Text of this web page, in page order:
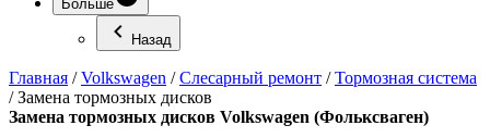
Больше
Назад
Главная /Volkswagen /Слесарный ремонт /Тормозная система
/Замена тормозных дисков
Замена тормозных дисков Volkswagen (Фольксваген)